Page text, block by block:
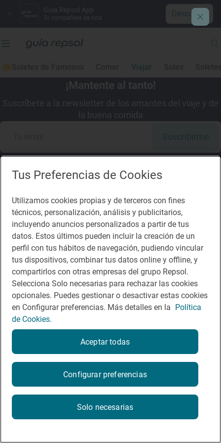
Guía Repsol App
Tu compañera de ruta Descargar
Viajar
¡Mantente al tanto!
Suscríbete a la newsletter de los amantes del viaje y de
la buena comida
Descárgate la App
App Store Google Play
Guía Repsol
Comer
Viajar
Dormir
Enlaces
Contacto
Sala de prensa
Política de privacidad Política de cookies
Condiciones del servicio
Tus Preferencias de Cookies
Utilizamos cookies propias y de terceros con fines
técnicos, personalización, análisis y publicitarios,
incluyendo anuncios personalizados a partir de tus
datos. Estos últimos pueden incluir la creación de un
perfil con tus hábitos de navegación, pudiendo vincular
tus dispositivos, combinar tus datos online y offline, y
compartirlos con otras empresas del grupo Repsol.
Selecciona Solo necesarias para rechazar las cookies
opcionales. Puedes gestionar o desactivar estas cookies
en Configurar preferencias. Más detalles en la Política
de Cookies.
Configurar preferencias
Solo necesarias
Aceptar todas